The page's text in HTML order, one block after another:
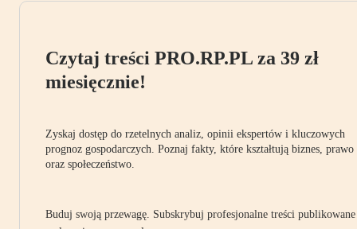
Czytaj treści PRO.RP.PL za 39 zł
miesięcznie!
Zyskaj dostęp do rzetelnych analiz, opinii ekspertów i kluczowych
prognoz gospodarczych. Poznaj fakty, które kształtują biznes, prawo
oraz społeczeństwo.
Buduj swoją przewagę. Subskrybuj profesjonalne treści publikowane